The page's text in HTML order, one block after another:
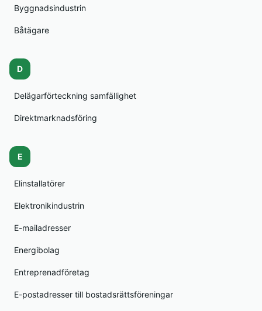
Byggnadsindustrin
Båtägare
D
Delägarförteckning samfällighet
Direktmarknadsföring
E
Elinstallatörer
Elektronikindustrin
E-mailadresser
Energibolag
Entreprenadföretag
E-postadresser till bostadsrättsföreningar